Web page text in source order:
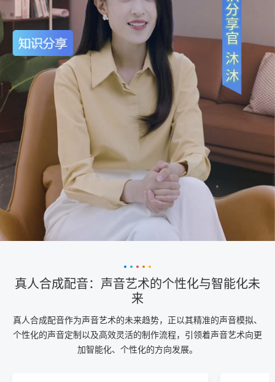
真人合成配音：声音艺术的个性化与智能化未
来
真人合成配音作为声音艺术的未来趋势，正以其精准的声音模拟、
个性化的声音定制以及高效灵活的制作流程，引领着声音艺术向更
加智能化、个性化的方向发展。